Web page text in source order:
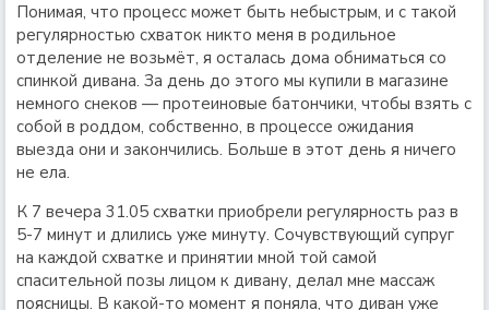
Понимая, что процесс может быть небыстрым, и с такой
регулярностью схваток никто меня в родильное
отделение не возьмёт, я осталась дома обниматься со
спинкой дивана. За день до этого мы купили в магазине
немного снеков — протеиновые батончики, чтобы взять с
собой в роддом, собственно, в процессе ожидания
выезда они и закончились. Больше в этот день я ничего
не ела.
К 7 вечера 31.05 схватки приобрели регулярность раз в
5-7 минут и длились уже минуту. Сочувствующий супруг
на каждой схватке и принятии мной той самой
спасительной позы лицом к дивану, делал мне массаж
поясницы. В какой-то момент я поняла, что диван уже